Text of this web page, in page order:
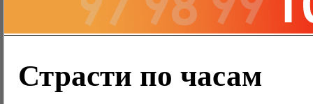
Страсти по часам